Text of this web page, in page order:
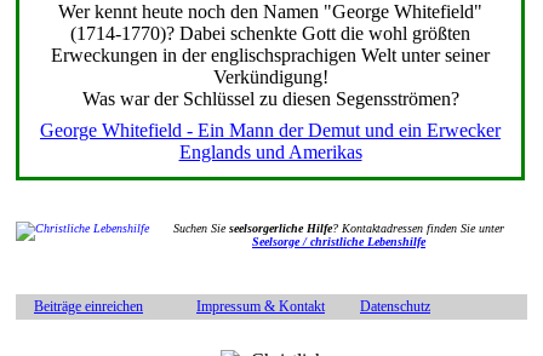
Wer kennt heute noch den Namen "George Whitefield"
(1714-1770)? Dabei schenkte Gott die wohl größten
Erweckungen in der englischsprachigen Welt unter seiner
Verkündigung!
Was war der Schlüssel zu diesen Segensströmen?
George Whitefield - Ein Mann der Demut und ein Erwecker
Englands und Amerikas
Suchen Sieseelsorgerliche Hilfe? Kontaktadressen finden Sie unter
Seelsorge / christliche Lebenshilfe
Beiträge einreichen Impressum & Kontakt Datenschutz